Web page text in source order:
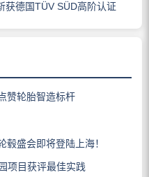
获德国TÜV SÜD高阶认证
赞轮胎智造标杆
盛会即将登陆上海！
项目获评最佳实践